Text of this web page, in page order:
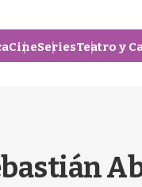
CineSeriesTeatro y